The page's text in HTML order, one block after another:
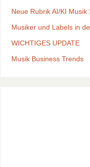
Neue Rubrik AI/KI Musik
Musiker und Labels in
WICHTIGES UPDATE
Musik Business Trends